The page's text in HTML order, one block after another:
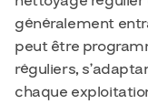
généralement
peut être
réguliers,
chaque